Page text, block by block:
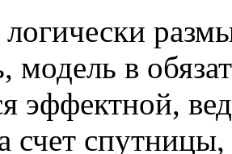
модель в
эффектной,
счет